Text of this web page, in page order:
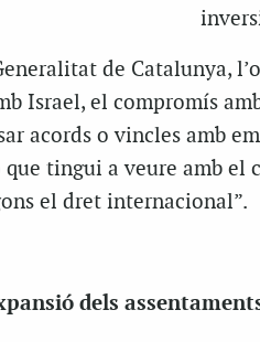
de Catalunya,
Israel, el compromís
acords o vincles amb
tingui a veure amb el
el dret internacional”.
dels